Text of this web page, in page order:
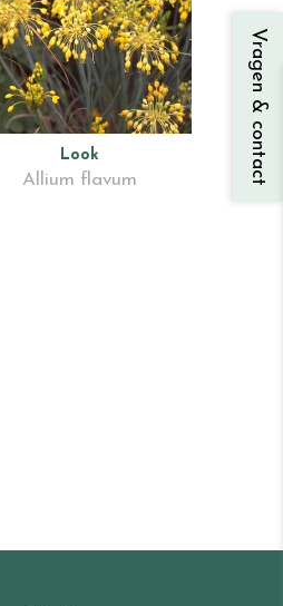
Look
Allium flavum Vragen & contact